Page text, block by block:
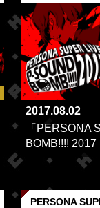
2017.08.02
「PERSONA
BOMB!!!!
PERSONA